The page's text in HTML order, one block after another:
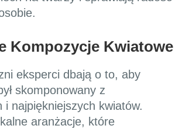
Kompozycje Kwiatowe
eksperci dbają o to, aby
skomponowany z
i najpiękniejszych kwiatów.
aranżacje, które